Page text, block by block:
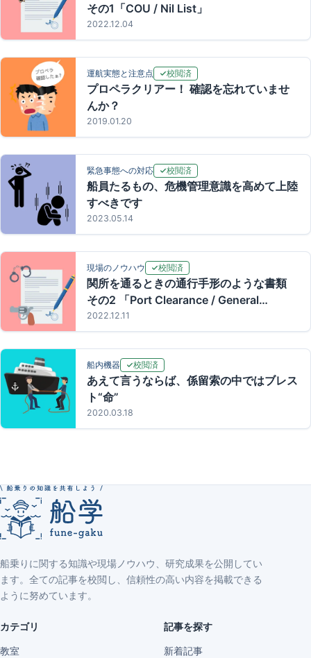
その1「COU / Nil List」
2022.12.04
運航実態と注意点 校閲済
プロペラクリアー！ 確認を忘れていませ
んか？
2019.01.20
緊急事態への対応 校閲済
船員たるもの、危機管理意識を高めて上陸
すべきです
2023.05.14
現場のノウハウ 校閲済
関所を通るときの通行手形のような書類
その2 「Port Clearance / General
Declaration / B/L / Delivery Notice」
2022.12.11
船内機器 校閲済
あえて言うならば、係留索の中ではブレス
ト“命”
2020.03.18
船乗りに関する知識や現場ノウハウ、研究成果を公開してい
ます。全ての記事を校閲し、信頼性の高い内容を掲載できる
ように努めています。
カテゴリ
教室
記事を探す
新着記事